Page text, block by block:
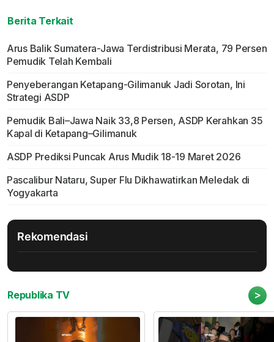
Berita Terkait
Arus Balik Sumatera-Jawa Terdistribusi Merata, 79 Persen
Pemudik Telah Kembali
Penyeberangan Ketapang-Gilimanuk Jadi Sorotan, Ini
Strategi ASDP
Pemudik Bali–Jawa Naik 33,8 Persen, ASDP Kerahkan 35
Kapal di Ketapang–Gilimanuk
ASDP Prediksi Puncak Arus Mudik 18-19 Maret 2026
Pascalibur Nataru, Super Flu Dikhawatirkan Meledak di
Yogyakarta
Rekomendasi
Republika TV >